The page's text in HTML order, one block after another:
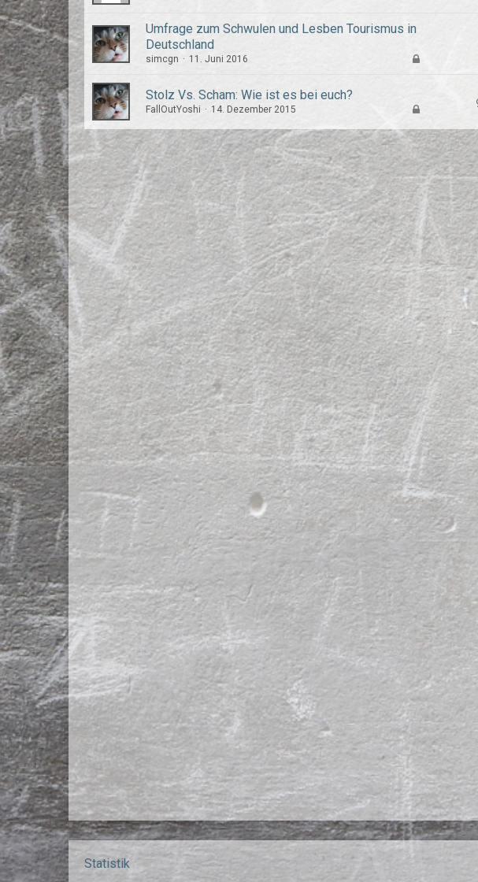
Umfrage zum Schwulen und Lesben Tourismus in
Deutschland
simcgn 11. Juni 2016
Stolz Vs. Scham: Wie ist es bei euch?
FallOutYoshi 14. Dezember 2015
Statistik